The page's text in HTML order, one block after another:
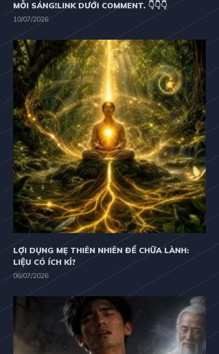
MỖI SÁNG!LINK DƯỚI COMMENT. 👇👇👇
10/07/2026
LỢI DỤNG MẸ THIÊN NHIÊN ĐỂ CHỮA LÀNH:
LIỆU CÓ ÍCH KỈ?
06/07/2026